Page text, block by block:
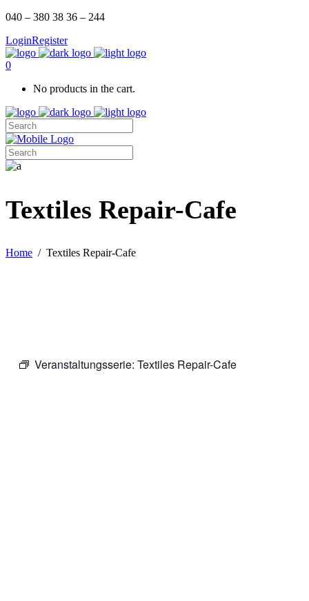
040 – 380 38 36 – 244
LoginRegister
0
No products in the cart.
Textiles Repair-Cafe
Home / Textiles Repair-Cafe
Veranstaltungsserie: Textiles Repair-Cafe